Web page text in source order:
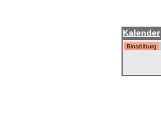
Kalender
Binabiburg